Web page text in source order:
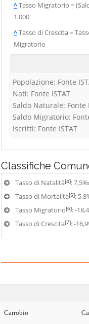
^Tasso Migratorio =
1.000
^Tasso di Crescita =
Migratorio
Popolazione: Fonte
Nati: Fonte ISTAT
Saldo Naturale: Fonte
Saldo Migratorio:
Iscritti: Fonte ISTAT
Classifiche
Tasso di Natalità[4]:
Tasso di Mortalità[5]:
Tasso Migratorio[6]: -
Tasso di Crescita[7]: -
Carrobio